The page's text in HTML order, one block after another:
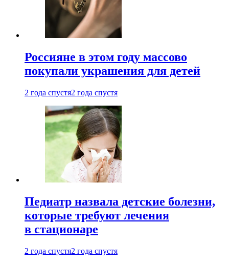
Россияне в этом году массово
покупали украшения для детей
2 года спустя2 года спустя
Педиатр назвала детские болезни,
которые требуют лечения
в стационаре
2 года спустя2 года спустя